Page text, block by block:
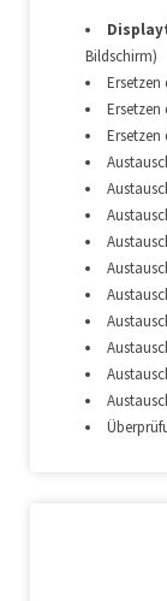
Bildschirm)
Ersetzen
Ersetzen
Ersetzen